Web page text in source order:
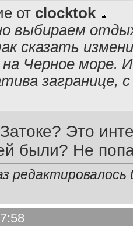
от clocktok
выбираем
сказать
Черное море.
загранице,
Это
были? Не